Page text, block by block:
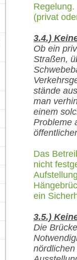
(privat
3.4.)
Ob ein
Straßen,
stände
man
einem
Probleme
Das
nicht
ein
3.5.)
Die